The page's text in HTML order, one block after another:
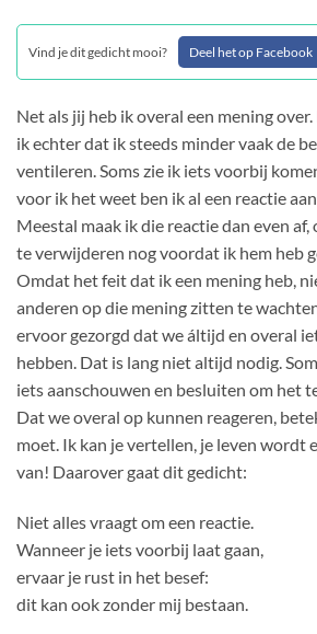
Vind je dit gedicht mooi? Deel het op Facebook
Net als jij heb ik overal een mening
ik echter dat ik steeds minder vaak de
ventileren. Soms zie ik iets voorbij
voor ik het weet ben ik al een reactie
Meestal maak ik die reactie dan even
te verwijderen nog voordat ik hem heb
Omdat het feit dat ik een mening heb,
anderen op die mening zitten te
ervoor gezorgd dat we áltijd en overal
hebben. Dat is lang niet altijd nodig.
iets aanschouwen en besluiten om het
Dat we overal op kunnen reageren,
moet. Ik kan je vertellen, je leven wordt
van! Daarover gaat dit gedicht:
Niet alles vraagt om een reactie.
Wanneer je iets voorbij laat gaan,
ervaar je rust in het besef:
dit kan ook zonder mij bestaan.